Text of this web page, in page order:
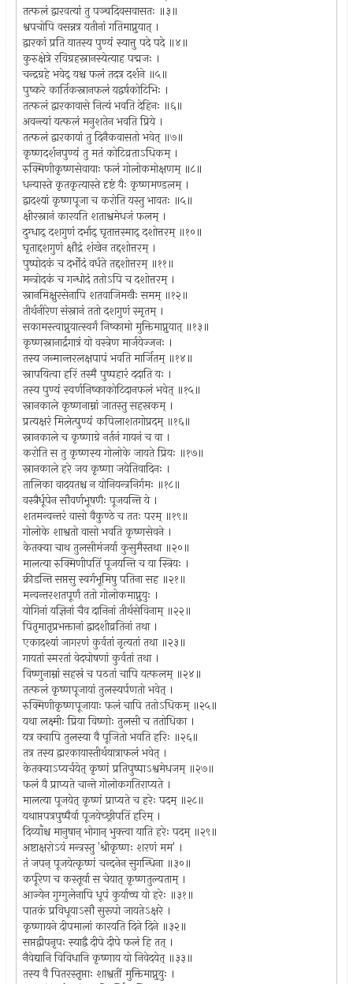
तत्फलं द्वारवत्यां तु पञ्चदिवसवासतः ॥३॥
श्वपचोपि वसन्नत्र यतीनां गतिमाप्नुयात् ।
द्वारकां प्रति यातस्य पुण्यं स्यात्तु पदे पदे ॥४॥
कुरुक्षेत्रे रविग्रहस्नानस्येत्याह पद्मजः ।
चन्द्रग्रहे भवेद् यश्च फलं तदत्र दर्शने ॥५॥
पुष्करे कार्तिकस्नानफलं यद्वर्षकोटिभिः ।
तत्फलं द्वारकावासे नित्यं भवति देहिनः ॥६॥
अवन्त्यां यत्फलं मनुशतेन भवति प्रिये ।
तत्फलं द्वारकायां तु दिनैकवासतो भवेत् ॥७॥
कृष्णदर्शनपुण्यं तु मतं कोटिव्रताऽधिकम् ।
रुक्मिणीकृष्णसेवायाः फलं गोलोकमोक्षणम् ॥८॥
धन्यास्ते कृतकृत्यास्ते दृष्टं यैः कृष्णमण्डलम् ।
द्वादश्यां कृष्णपूजा च करोति यस्तु भावतः ॥५॥
क्षीरस्नानं कारयति शताश्वमेधजं फलम् ।
दुग्धाद् दशगुणं दर्भाद् घृतात्तस्माद् दशोत्तरम् ॥१०॥
घृताद्दशगुणं क्षौद्रं शंखेन तद्दशोत्तरम् ।
पुष्पोदकं च दर्भोदं वर्धते तद्दशोत्तरम् ॥११॥
मन्त्रोदकं च गन्धोदं ततोऽपि च दशोत्तरम् ।
स्नानमिक्षुरसेनापि शतवाजिमखैः समम् ॥१२॥
तीर्थनीरेण संस्नानं ततो दशगुणं स्मृतम् ।
सकामस्त्वाप्नुयात्स्वर्गं निष्कामो मुक्तिमाप्नुयात् ॥१३॥
कृष्णस्नानार्द्रगात्रं यो वस्त्रेण मार्जयेज्जनः ।
तस्य जन्मान्तरलक्षपापं भवति मार्जितम् ॥१४॥
स्नापयित्वा हरिं तस्मै पुष्पहारं ददाति यः ।
तस्य पुण्यं स्वर्णनिष्काकोटिदानफलं भवेत् ॥१५॥
स्नानकाले कृष्णनाम्नां जातस्तु सहस्रकम् ।
प्रत्यक्षरं मिलेत्पुण्यं कपिलाशतगोप्रदम् ॥१६॥
स्नानकाले च कृष्णाग्रे नर्तनं गायनं च वा ।
करोति स तु कृष्णस्य गोलोके जायते प्रियः ॥१७॥
स्नानकाले हरे जय कृष्णा जयेतिवादिनः ।
तालिका वादयतश्च न योनियन्त्रनिर्गमः ॥१८॥
वस्त्रैर्धूपेन सौवर्णभूषणैः पूजयन्ति ये ।
शतमन्वन्तरं वासो वैकुण्ठे च ततः परम् ॥१९॥
गोलोके शाश्वतो वासो भवति कृष्णसेवने ।
केतक्या चाथ तुलसीमंजर्या कुसुमैस्तथा ॥२०॥
मालत्या रुक्मिणीपतिं पूजयन्ति च या स्त्रियः ।
क्रीडन्ति सप्तसु स्वर्गभूमिषु पतिना सह ॥२१॥
मन्वन्तरशतपूर्णं ततो गोलोकमाप्नुयुः ।
योगिनां यज्ञिनां चैव दानिनां तीर्थसेविनाम् ॥२२॥
पितृमातृप्रभक्तानां द्वादशीव्रतिनां तथा ।
एकादश्यां जागरणं कुर्वतां नृत्यतां तथा ॥२३॥
गायतां स्मरतां वेदघोषणां कुर्वतां तथा ।
विष्णुनाम्नां सहस्रं च पठतां चापि यत्फलम् ॥२४॥
तत्फलं कृष्णपूजायां तुलस्यर्पणतो भवेत् ।
रुक्मिणीकृष्णपूजायाः फलं चापि ततोऽधिकम् ॥२५॥
यथा लक्ष्मीः प्रिया विष्णोः तुलसी च ततोधिका ।
यत्र क्वापि तुलस्या वै पूजितो भवति हरिः ॥२६॥
तत्र तस्य द्वारकायास्तीर्थयात्राफलं भवेत् ।
केतक्याऽप्यर्चयेत् कृष्णं प्रतिपुष्पाऽश्वमेधजम् ॥२७॥
फलं वै प्राप्यते चान्ते गोलोकगतिराप्यते ।
मालत्या पूजयेत् कृष्णं प्राप्यते च हरेः पदम् ॥२८॥
यथाप्तपत्रपुष्पैर्वा पूजयेच्छ्रीपतिं हरिम् ।
दिव्याँश्च मानुषान् भोगान् भुक्त्वा याति हरेः पदम् ॥२९॥
अष्टाक्षरोऽयं मन्त्रस्तु 'श्रीकृष्णः शरणं मम' ।
तं जपन् पूजयेत्कृष्णं चन्दनेन सुगन्धिना ॥३०॥
कर्पूरेण च कस्तूर्या स चेयात् कृष्णतुल्यताम् ।
आज्येन गुग्गुलेनापि धूपं कुर्याच्च यो हरेः ॥३१॥
पातकं प्रविधूयाऽसौ सुरूपो जायतेऽक्षरे ।
कृष्णायने दीपमालां कारयति दिने दिने ॥३२॥
सप्तद्वीपनृपः स्याद्वै दीपे दीपे फलं हि तत् ।
नैवेद्यानि विविधानि कृष्णाय यो निवेदयेत् ॥३३॥
तस्य वै पितरस्तृप्ताः शाश्वतीं मुक्तिमाप्नुयुः ।